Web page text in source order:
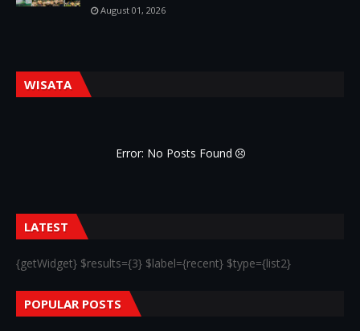
August 01, 2026
WISATA
Error: No Posts Found
LATEST
{getWidget} $results={3} $label={recent} $type={list2}
POPULAR POSTS